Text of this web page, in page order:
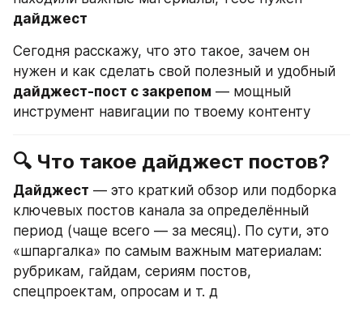
дайджест
Сегодня расскажу, что это такое, зачем он
дайджест-пост с закрепом — мощный
инструмент навигации по твоему контенту
🔍 Что такое дайджест постов?
Дайджест — это краткий обзор или подборка
ключевых постов канала за определённый
период (чаще всего — за месяц). По сути, это
«шпаргалка» по самым важным материалам:
рубрикам, гайдам, сериям постов,
спецпроектам, опросам и т. д